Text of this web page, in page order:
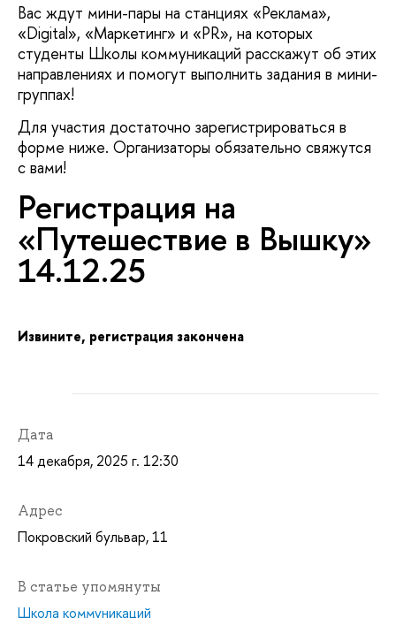
ас ждут мини-пары на станциях «Реклама»,
«Digital», «Маркетинг» и «PR», на которых
студенты Школы коммуникаций расскажут об этих
направлениях и помогут выполнить задания в мини-
руппах!
Для участия достаточно зарегистрироваться
форме ниже. Организаторы обязательно свяжутся
с вами!
Регистрация на
«Путешествие в Вышку»
14.12.25
Извините, регистрация закончена
Дата
14 декабря, 2025 г. 12:30
Адрес
Покровский бульвар, 11
статье упомянуты
Школа коммуникаций